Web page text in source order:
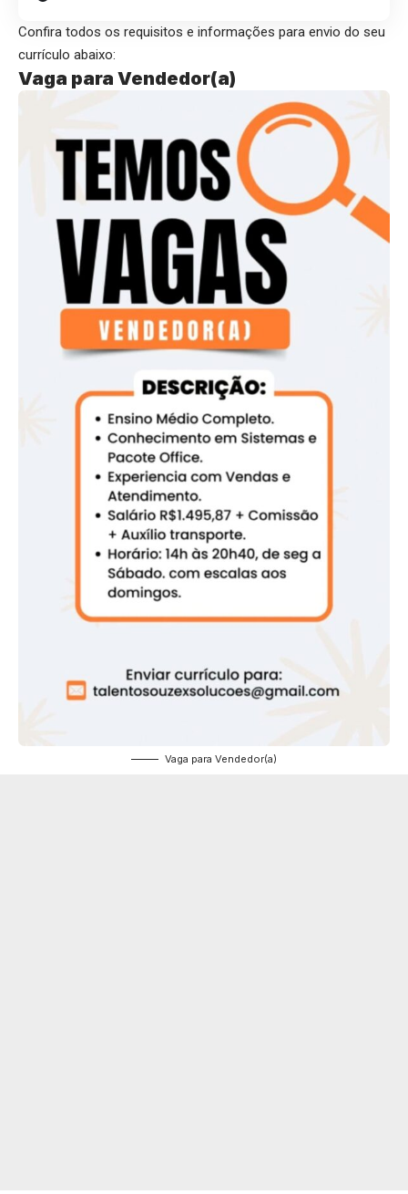
Confira todos os requisitos e informações para envio do seu
currículo abaixo:
Vaga para Vendedor(a)
Vaga para Vendedor(a)